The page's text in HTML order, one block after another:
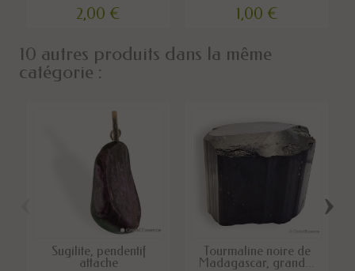
2,00 € 1,00 €
10 autres produits dans la même
catégorie :
Sugilite, pendentif
attache
Tourmaline noire de
Madagascar, grand...
›